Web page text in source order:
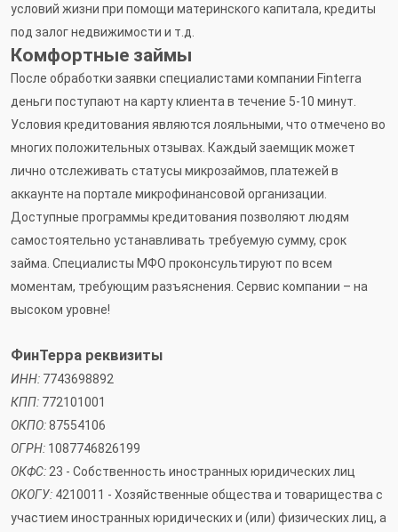
условий жизни при помощи материнского капитала, кредиты
под залог недвижимости и т.д.
Комфортные займы
После обработки заявки специалистами компании Finterra
деньги поступают на карту клиента в течение 5-10 минут.
Условия кредитования являются лояльными, что отмечено во
многих положительных отзывах. Каждый заемщик может
лично отслеживать статусы микрозаймов, платежей в
аккаунте на портале микрофинансовой организации.
Доступные программы кредитования позволяют людям
самостоятельно устанавливать требуемую сумму, срок
займа. Специалисты МФО проконсультируют по всем
моментам, требующим разъяснения. Сервис компании – на
высоком уровне!
ФинТерра реквизиты
ИНН: 7743698892
КПП: 772101001
ОКПО: 87554106
ОГРН: 1087746826199
ОКФС: 23 - Собственность иностранных юридических лиц
ОКОГУ: 4210011 - Хозяйственные общества и товарищества с
участием иностранных юридических и (или) физических лиц, а